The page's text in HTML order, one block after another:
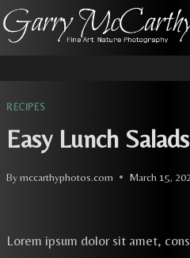
Skip
to
content
RECIPES
Easy Lunch Salads
Bymccarthyphotos.com March 15,
Lorem ipsum dolor sit amet,